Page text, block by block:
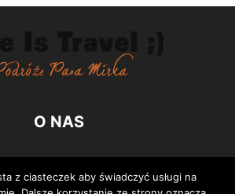
O NAS
ZA NAMI
z ciasteczek aby świadczyć usługi na